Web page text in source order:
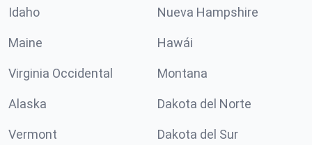
Idaho Nueva Hampshire
Maine Hawái
Virginia Occidental Montana
Alaska Dakota del Norte
Vermont Dakota del Sur